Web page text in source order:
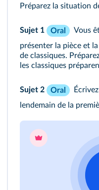
Préparez la situation
Sujet 1 Oral
Vous
présenter la pièce et
de classiques.
les classiques
Sujet 2 Oral
lendemain de la